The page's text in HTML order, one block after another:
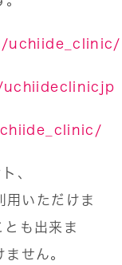
uchiide_clinic/
、
用いただけま
とも出来ま
せん。